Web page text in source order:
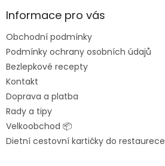
aInformace pro vás
Obchodní podmínky
Podmínky ochrany osobních údajů
Bezlepkové recepty
Kontakt
Doprava a platba
Rady a tipy
Velkoobchod 📦
Dietní cestovní kartičky do restaurece